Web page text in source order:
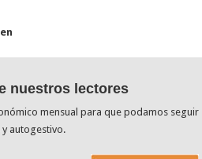
nuestros lectores
mensual para que podamos seguir
autogestivo.